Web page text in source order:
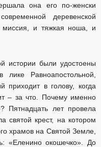
она его по-женски
деревенской
и тяжкая ноша, и
истории были удостоены
Равноапостольной,
приходит в голову, когда
– за что. Почему именно
Пятнадцать лет провела
святой крест, на котором
храмов на Святой Земле,
«Еленино окошечко». До